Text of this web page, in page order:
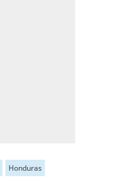
Honduras